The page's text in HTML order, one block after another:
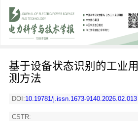
基于设备状态识别的工业
测方法
DOI:10.19781/j.issn.1673-9140.2026.02.013
CSTR: